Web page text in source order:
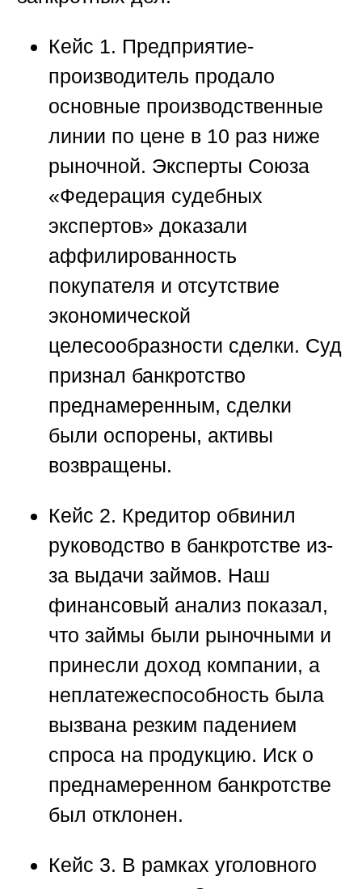
Кейс 1. Предприятие-
производитель продало
основные производственные
линии по цене в 10 раз ниже
рыночной. Эксперты Союза
«Федерация судебных
экспертов» доказали
аффилированность
покупателя и отсутствие
экономической
целесообразности сделки. Суд
признал банкротство
преднамеренным, сделки
были оспорены, активы
возвращены.
Кейс 2. Кредитор обвинил
руководство в банкротстве из-
за выдачи займов. Наш
финансовый анализ показал,
что займы были рыночными и
принесли доход компании, а
неплатежеспособность была
вызвана резким падением
спроса на продукцию. Иск о
преднамеренном банкротстве
был отклонен.
Кейс 3. В рамках уголовного